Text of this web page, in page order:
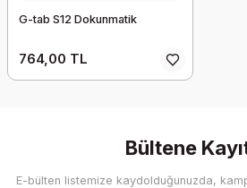
G-tab S12 Dokunmatik
764,00 TL
Bültene
E-bülten listemize kaydolduğunuzda,